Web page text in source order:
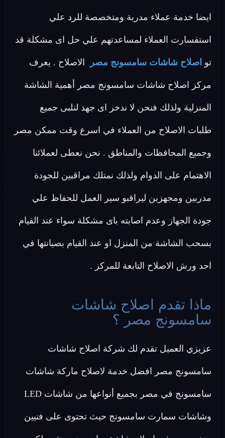
ايضا خدمة عملاء مدربة ومتخصصة للرد علي
استفسارت العملاء لمساعدتهم علي حل اى مشكلة قد
تو اصلاح شاشات سامسونج مصر الاصلاح . يعرف
مركز اصلاح شاشات سامسونج مصر أهمية الشاشة
المنزلية ولذلك فنحن لا ندخر اى جهد لنلبى جميع
طلبات الاصلاح من العملاء في اسرع وقت ممكن مصر
وجميع المحافظات والمناطق . نحن نعطى لعملائنا
الاهتمام على الدوام ولذلك نمتلك مراقبين للجودة
مدربين ومجهزين ليراقبو سير العمل للحفاظ علي
جودة الجهاز وعدم اصابته باى مشكلة سواء عند القيام
بسحب الشاشة من المنزل او عند القيام بصيانتها في
احد ورش الاصلاح التابعة للمركز .
ماذا تقدم اصلاح شاشات
سامسونج مصر ؟
عزيزي العميل تقدم لك شركة اصلاح شاشات
سامسونج مصر افضل خدمة لاصلاح ماركة شاشات
سامسونج في مصر بجميع أنواعها من شاشات LED
وشاشات سمارت سامسونج حيث تحتوى على فنيين